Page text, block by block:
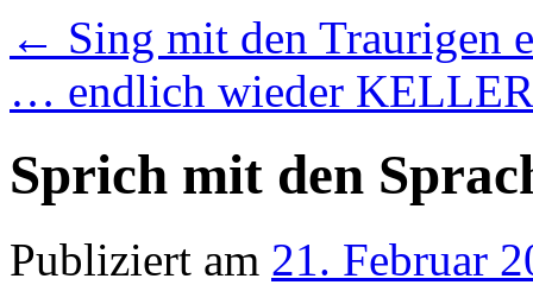
← Sing mit den Traurigen
… endlich wieder
Sprich mit den
Publiziert am 21. Februar